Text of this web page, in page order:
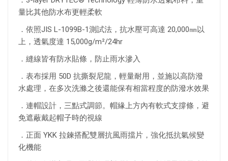
量比其他防水布更輕柔軟
．依照JIS L-1099B-1測試法，抗水壓可高達 20,000㎜以
上，透氣度達 15,000g/m²/24hr
．縫線皆有防水貼條，防止雨水滲入
．表布採用 50D 抗撕裂尼龍，輕量耐用，並施以高防潑
水處理，在多次洗滌之後還能保有相當程度的防潑水效果
．連帽設計，三點式調節。帽緣上方內有軟式支撐條，避
免遮蔽戴起帽子時的視線
．正面 YKK 拉鍊搭配雙層抗風雨擋片，強化抵抗氣候變
化機能